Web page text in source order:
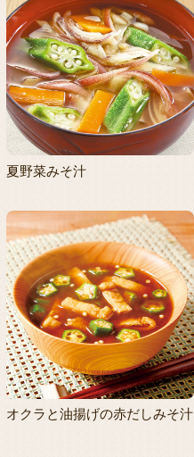
夏野菜みそ汁
オクラと油揚げの赤だしみそ汁